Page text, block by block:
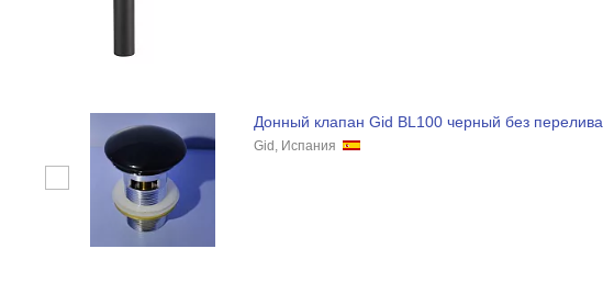
Донный клапан Gid BL100 черный без перелива
Gid, Испания